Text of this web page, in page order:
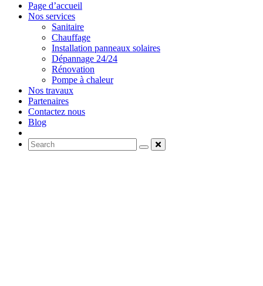
Page d’accueil
Nos services
Sanitaire
Chauffage
Installation panneaux solaires
Dépannage 24/24
Rénovation
Pompe à chaleur
Nos travaux
Partenaires
Contactez nous
Blog